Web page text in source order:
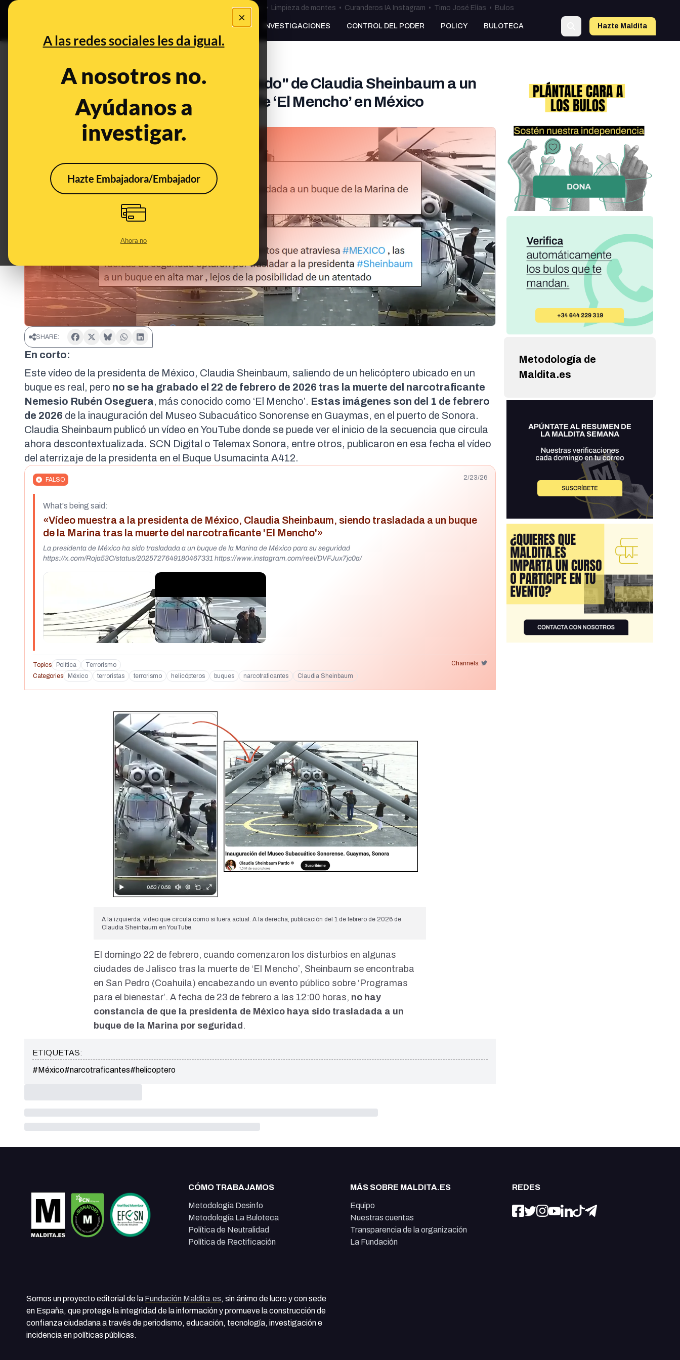
×
A las redes sociales les da igual.
A nosotros no.
Ayúdanos a
investigar.
Hazte Embajadora/Embajador
Ahora no
Bulos Ceuta • Limpieza de montes • Curanderos IA Instagram • Timo José Elías • Bulos
PREBUNKING INVESTIGACIONES CONTROL DEL PODER POLICY BULOTECA Hazte Maldit o
a
No, este vídeo no muestra el "traslado" de Claudia Sheinbaum a un
buque de la Marina tras la muerte de ‘El Mencho’ en México
Feb 23, 2026, 1:08:21 PM
FALSO
SHARE:
En corto:
Este vídeo de la presidenta de México, Claudia Sheinbaum, saliendo de un helicóptero ubicado en un
buque es real, pero no se ha grabado el 22 de febrero de 2026 tras la muerte del narcotraficante
Nemesio Rubén Oseguera, más conocido como ‘El Mencho’. Estas imágenes son del 1 de febrero
de 2026 de la inauguración del Museo Subacuático Sonorense en Guaymas, en el puerto de Sonora.
Claudia Sheinbaum publicó un vídeo en YouTube donde se puede ver el inicio de la secuencia que circula
ahora descontextualizada. SCN Digital o Telemax Sonora, entre otros, publicaron en esa fecha el vídeo
del aterrizaje de la presidenta en el Buque Usumacinta A412.
FALSO 2/23/26
What's being said:
«Vídeo muestra a la presidenta de México, Claudia Sheinbaum, siendo trasladada a un buque
de la Marina tras la muerte del narcotraficante 'El Mencho'»
La presidenta de México ha sido trasladada a un buque de la Marina de México para su seguridad
https://x.com/Roja53C/status/2025727649180467331 https://www.instagram.com/reel/DVFJux7jc0a/
Topics Política Terrorismo
Channels:
Categories
México terroristas terrorismo helicópteros buques narcotraficantes Claudia Sheinbaum
A la izquierda, vídeo que circula como si fuera actual. A la derecha, publicación del 1 de febrero de 2026 de
Claudia Sheinbaum en YouTube.
El domingo 22 de febrero, cuando comenzaron los disturbios en algunas
ciudades de Jalisco tras la muerte de ‘El Mencho’, Sheinbaum se encontraba
en San Pedro (Coahuila) encabezando un evento público sobre ‘Programas
para el bienestar’. A fecha de 23 de febrero a las 12:00 horas, no hay
constancia de que la presidenta de México haya sido trasladada a un
buque de la Marina por seguridad.
ETIQUETAS:
#México#narcotraficantes#helicoptero
Metodología de
Maldita.es
CÓMO TRABAJAMOS
Metodología Desinfo
Metodología La Buloteca
Política de Neutralidad
Política de Rectificación
MÁS SOBRE MALDITA.ES
Equipo
Nuestras cuentas
Transparencia de la organización
La Fundación
REDES
Somos un proyecto editorial de la Fundación Maldita.es, sin ánimo de lucro y con sede
en España, que protege la integridad de la información y promueve la construcción de
confianza ciudadana a través de periodismo, educación, tecnología, investigación e
incidencia en políticas públicas.